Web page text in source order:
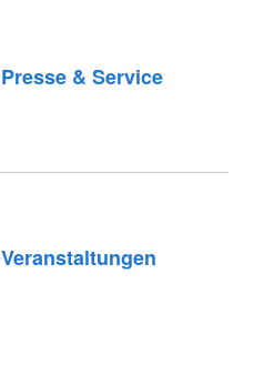
Presse & Service
Veranstaltungen